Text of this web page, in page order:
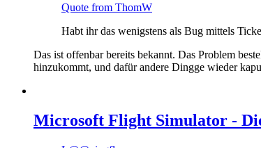
Quote from ThomW
Habt ihr das wenigstens als Bug mittels
Das ist offenbar bereits bekannt. Das Problem
hinzukommt, und dafür andere Dingge wieder
Microsoft Flight Simulator -